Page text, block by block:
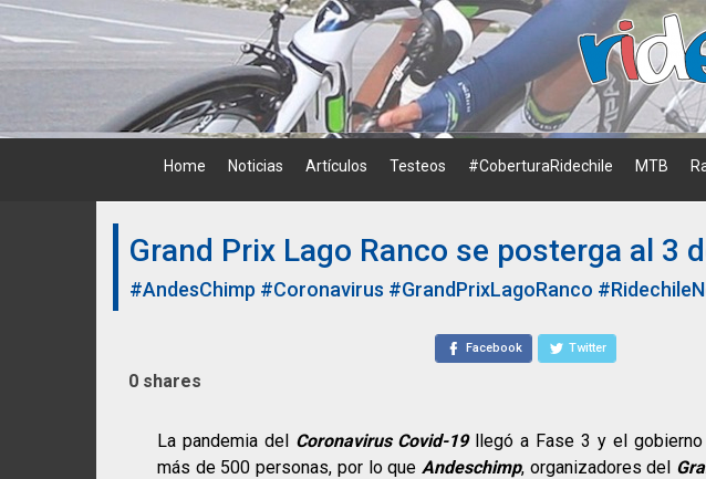
Skip
to
Home Noticias Artículos Testeos #CoberturaRidechile MTB
Grand Prix Lago Ranco se posterga al 3
#AndesChimp #Coronavirus #GrandPrixLagoRanco
Facebook Twitter
0 shares
La pandemia del Coronavirus Covid-19llegó a Fase 3 y el
más de 500 personas, por lo que Andeschimp, organizadores del